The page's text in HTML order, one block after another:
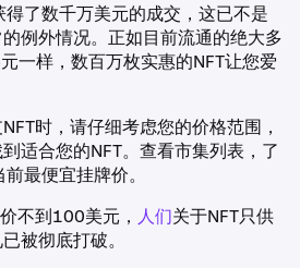
得了数千万美元的成交，这已不是
例外情况。正如目前流通的绝大多
一样，数百万枚实惠的NFT让您爱
时，请仔细考虑您的价格范围，
适合您的NFT。查看市集列表，了
最便宜挂牌价。
不到100美元， 人们关于NFT只供
被彻底打破。